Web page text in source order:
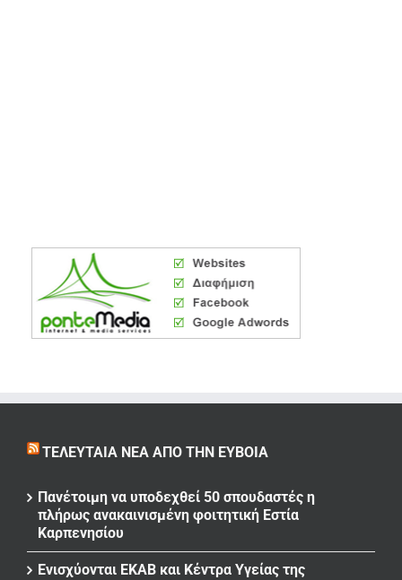
ΤΕΛΕΥΤΑΊΑ ΝΈΑ ΑΠΌ ΤΗΝ ΕΎΒΟΙΑ
Πανέτοιμη να υποδεχθεί 50 σπουδαστές η
πλήρως ανακαινισμένη φοιτητική Εστία
Καρπενησίου
Ενισχύονται ΕΚΑΒ και Κέντρα Υγείας της